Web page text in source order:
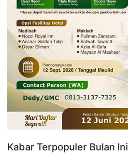
Kabar Terpopuler Bulan Ini